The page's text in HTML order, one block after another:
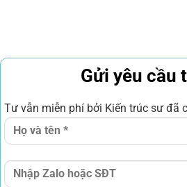
Gửi yêu cầu
Tư vẫn miễn phí bởi Kiến trúc sư đã